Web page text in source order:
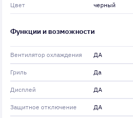
Цвет черный
Функции и возможности
Вентилятор охлаждения ДА
Гриль Да
Дисплей ДА
Защитное отключение ДА